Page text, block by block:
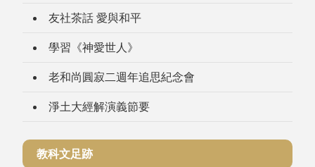
友社茶話 愛與和平
學習《神愛世人》
老和尚圓寂二週年追思紀念會
淨土大經解演義節要
教科文足跡